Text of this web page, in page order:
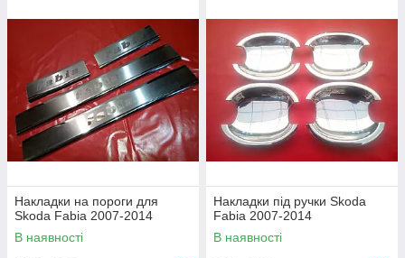
Накладки на пороги для
Skoda Fabia 2007-2014
В наявності
Накладки під ручки Skoda
Fabia 2007-2014
В наявності